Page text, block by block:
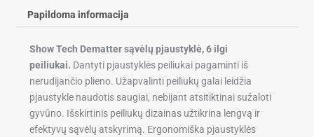
Papildoma informacija
Show Tech Dematter sąvėlų pjaustyklė, 6 ilgi
peiliukai. Dantyti pjaustyklės peiliukai pagaminti iš
nerudijančio plieno. Užapvalinti peiliukų galai leidžia
pjaustykle naudotis saugiai, nebijant atsitiktinai sužaloti
gyvūno. Išskirtinis peiliukų dizainas užtikrina lengvą ir
efektyvų sąvėlų atskyrimą. Ergonomiška pjaustyklės